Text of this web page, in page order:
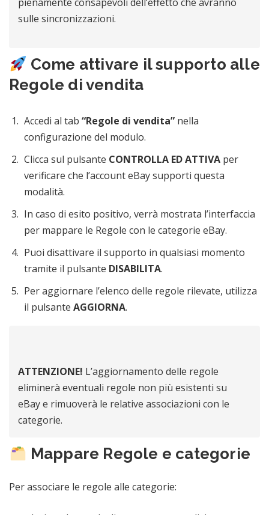
sulle sincronizzazioni.
Come attivare il supporto alle
Regole di vendita
Accedi al tab “Regole di vendita” nella
configurazione del modulo.
Clicca sul pulsante CONTROLLA ED ATTIVA per
verificare che l’account eBay supporti questa
modalità.
In caso di esito positivo, verrà mostrata l’interfaccia
per mappare le Regole con le categorie eBay.
Puoi disattivare il supporto in qualsiasi momento
tramite il pulsante DISABILITA.
Per aggiornare l’elenco delle regole rilevate, utilizza
il pulsante AGGIORNA.
ATTENZIONE! L’aggiornamento delle regole
eliminerà eventuali regole non più esistenti su
eBay e rimuoverà le relative associazioni con le
categorie.
Mappare Regole e categorie
Per associare le regole alle categorie: